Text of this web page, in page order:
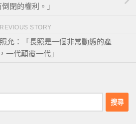
倒閉的權利。」
STORY
允：「長照是一個非常動態的產
一代顛覆一代」